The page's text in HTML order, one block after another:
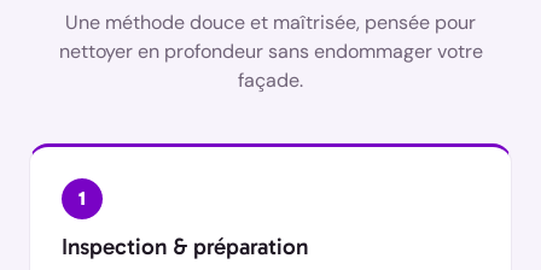
Une méthode douce et maîtrisée, pensée pour
nettoyer en profondeur sans endommager votre
façade.
1
Inspection & préparation